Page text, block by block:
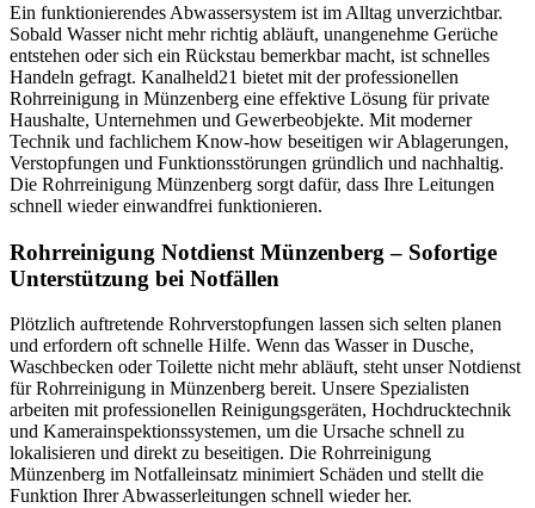
Ein funktionierendes Abwassersystem ist im Alltag unverzichtbar.
Sobald Wasser nicht mehr richtig abläuft, unangenehme Gerüche
entstehen oder sich ein Rückstau bemerkbar macht, ist schnelles
Handeln gefragt. Kanalheld21 bietet mit der professionellen
Rohrreinigung in Münzenberg eine effektive Lösung für private
Haushalte, Unternehmen und Gewerbeobjekte. Mit moderner
Technik und fachlichem Know-how beseitigen wir Ablagerungen,
Verstopfungen und Funktionsstörungen gründlich und nachhaltig.
Die Rohrreinigung Münzenberg sorgt dafür, dass Ihre Leitungen
schnell wieder einwandfrei funktionieren.
Rohrreinigung Notdienst Münzenberg – Sofortige
Unterstützung bei Notfällen
Plötzlich auftretende Rohrverstopfungen lassen sich selten planen
und erfordern oft schnelle Hilfe. Wenn das Wasser in Dusche,
Waschbecken oder Toilette nicht mehr abläuft, steht unser Notdienst
für Rohrreinigung in Münzenberg bereit. Unsere Spezialisten
arbeiten mit professionellen Reinigungsgeräten, Hochdrucktechnik
und Kamerainspektionssystemen, um die Ursache schnell zu
lokalisieren und direkt zu beseitigen. Die Rohrreinigung
Münzenberg im Notfalleinsatz minimiert Schäden und stellt die
Funktion Ihrer Abwasserleitungen schnell wieder her.